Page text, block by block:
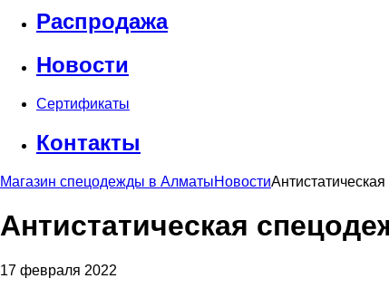
Распродажа
Новости
Сертификаты
Контакты
Магазин спецодежды в АлматыНовости
Антистатическая
17 февраля 2022